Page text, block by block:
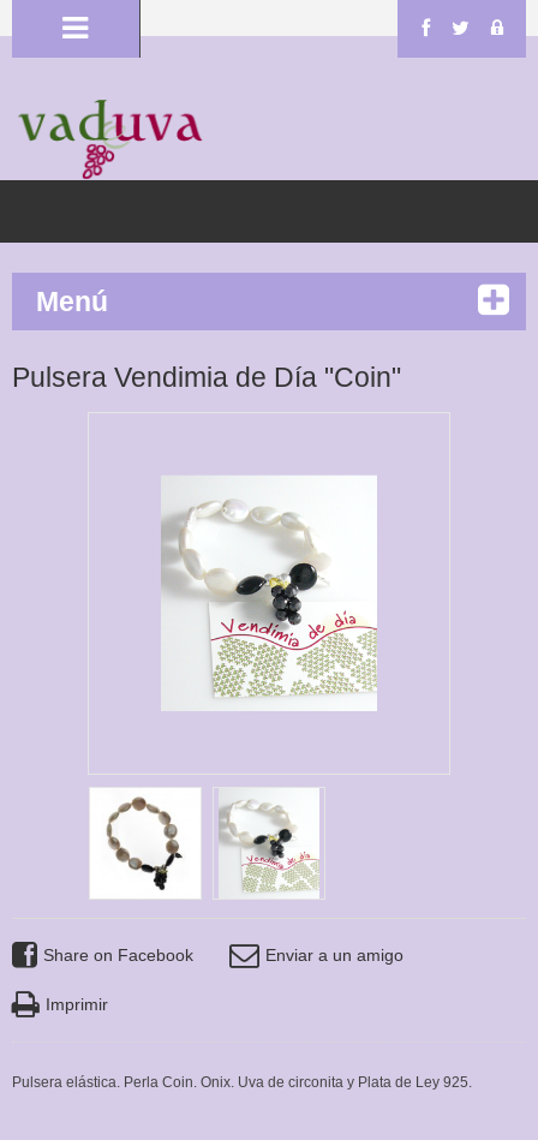
Menú
Pulsera Vendimia de Día "Coin"
Share on Facebook Enviar a un amigo
Imprimir
Pulsera elástica. Perla Coin. Onix. Uva de circonita y Plata de Ley 925.